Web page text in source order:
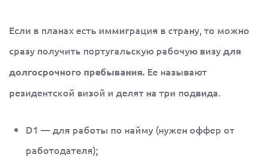
Если в планах есть иммиграция в страну, то можно
сразу получить португальскую рабочую визудля
долгосрочного пребывания. Ее называют
резидентской визой и делят на три подвида.
D1 — для работы по найму (нужен оффер от
работодателя);